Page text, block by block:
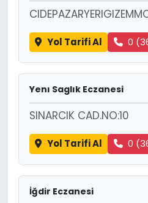
Yol Tarifi Al 0
Yenı Saglık Eczanesi
SINARCIK CAD.NO:10
Yol Tarifi Al 0
İğdir Eczanesi